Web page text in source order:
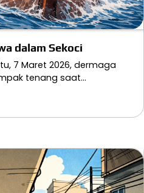
dalam Sekoci
7 Maret 2026, dermaga
tenang saat…